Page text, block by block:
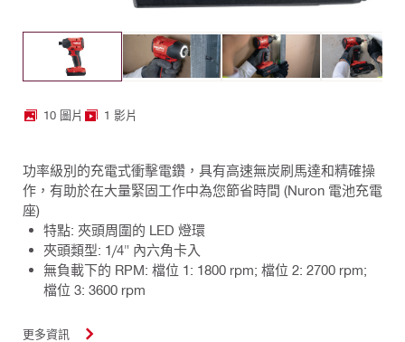
10 圖片 1 影片
功率級別的充電式衝擊電鑽，具有高速無炭刷馬達和精確操
作，有助於在大量緊固工作中為您節省時間 (Nuron 電池充電
座)
特點: 夾頭周圍的 LED 燈環
夾頭類型: 1/4" 內六角卡入
無負載下的 RPM: 檔位 1: 1800 rpm; 檔位 2: 2700 rpm;
檔位 3: 3600 rpm
更多資訊